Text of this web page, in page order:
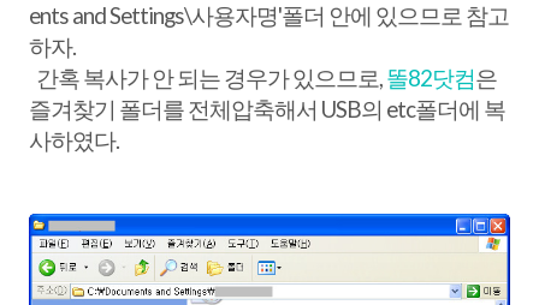
ents and Settings\사용자명'폴더 안에 있으므로 참고
하자.
간혹 복사가 안 되는 경우가 있으므로,똘82닷컴은
즐겨찾기 폴더를 전체압축해서 USB의 etc폴더에 복
사하였다.